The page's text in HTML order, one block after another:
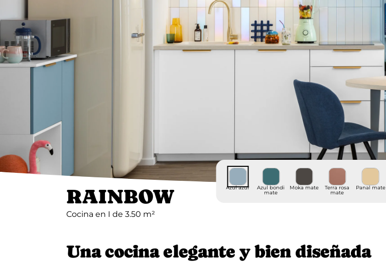
Azul azur Azul bondi
mate
Moka mate Terra rosa
mate
Panal mate
RAINBOW
Cocina en I de 3.50 m²
Una cocina elegante y bien diseñada